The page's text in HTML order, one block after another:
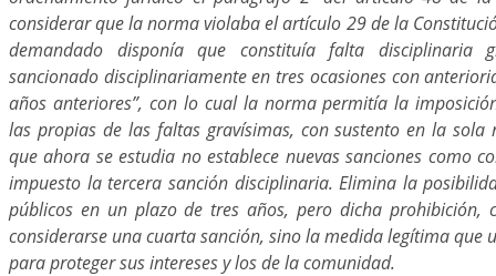
considerar que la norma violaba el artículo 29 de la
demandado disponía que constituía falta disciplinaria
sancionado disciplinariamente en tres ocasiones con
años anteriores”, con lo cual la norma permitía la
las propias de las faltas gravísimas, con sustento en la sola
que ahora se estudia no establece nuevas sanciones como
impuesto la tercera sanción disciplinaria. Elimina la
públicos en un plazo de tres años, pero dicha prohibición,
considerarse una cuarta sanción, sino la medida legítima que
para proteger sus intereses y los de la comunidad.